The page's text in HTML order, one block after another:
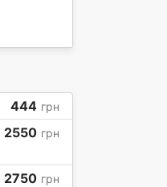
444 грн
2550 грн
2750 грн